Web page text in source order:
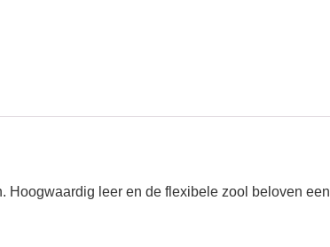
Hoogwaardig leer en de flexibele zool beloven